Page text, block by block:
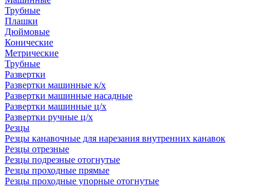
Трубные
Плашки
Дюймовые
Конические
Метрические
Трубные
Развертки
Развертки машинные к/х
Развертки машинные насадные
Развертки машинные ц/х
Развертки ручные ц/х
Резцы
Резцы канавочные для нарезания внутренних канавок
Резцы отрезные
Резцы подрезные отогнутые
Резцы проходные прямые
Резцы проходные упорные отогнутые